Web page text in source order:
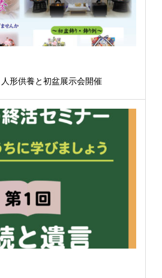
形供養と初盆展示会開催